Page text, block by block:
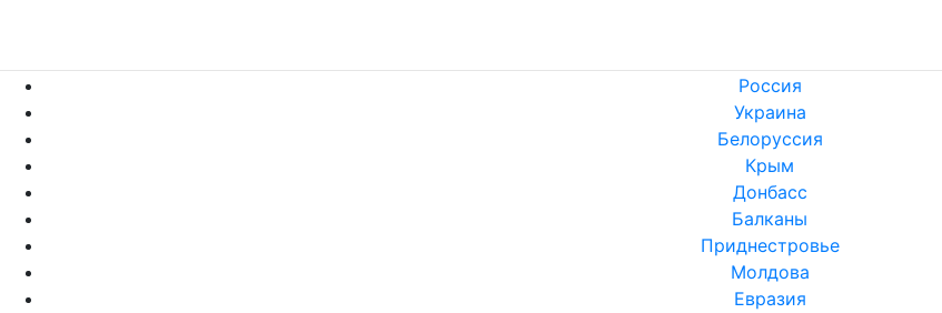
Россия
Украина
Белоруссия
Крым
Донбасс
Балканы
Приднестровье
Молдова
Евразия